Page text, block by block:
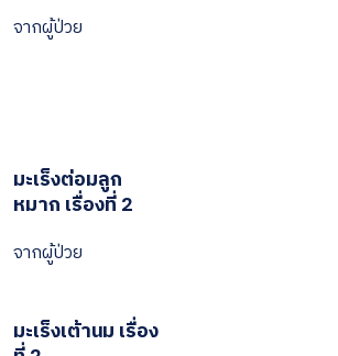
จากผู้ป่วย
มะเร็งต่อมลูก
หมาก เรื่องที่ 2
จากผู้ป่วย
มะเร็งเต้านม เรื่อง